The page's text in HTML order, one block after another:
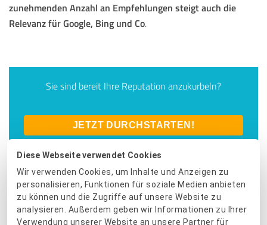
Diese Webseite verwendet Cookies
Wir verwenden Cookies, um Inhalte und Anzeigen zu
personalisieren, Funktionen für soziale Medien anbieten
zu können und die Zugriffe auf unsere Website zu
analysieren. Außerdem geben wir Informationen zu Ihrer
Verwendung unserer Website an unsere Partner für
zunehmenden Anzahl an Empfehlungen steigt auch die
Relevanz für Google, Bing und Co.
Sie sind bereit Ihre Reputation anzukurbeln?
JETZT DURCHSTARTEN!
Das könnte Sie auch interessieren:
5 Tipps für eine bessere Online-Reputation